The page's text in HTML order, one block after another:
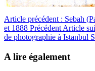
Article précédent : Sebah
et 1888 Précédent Article
de photographie à Istanbul
A lire également